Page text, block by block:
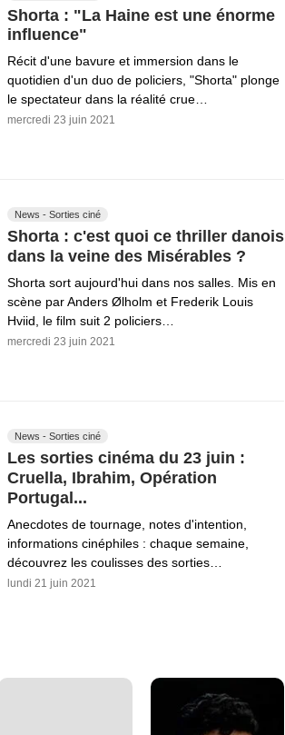
Shorta : "La Haine est une énorme
influence"
Récit d'une bavure et immersion dans le
quotidien d'un duo de policiers, "Shorta" plonge
le spectateur dans la réalité crue…
mercredi 23 juin 2021
News - Sorties ciné
Shorta : c'est quoi ce thriller danois
dans la veine des Misérables ?
Shorta sort aujourd'hui dans nos salles. Mis en
scène par Anders Ølholm et Frederik Louis
Hviid, le film suit 2 policiers…
mercredi 23 juin 2021
News - Sorties ciné
Les sorties cinéma du 23 juin :
Cruella, Ibrahim, Opération
Portugal...
Anecdotes de tournage, notes d'intention,
informations cinéphiles : chaque semaine,
découvrez les coulisses des sorties…
lundi 21 juin 2021